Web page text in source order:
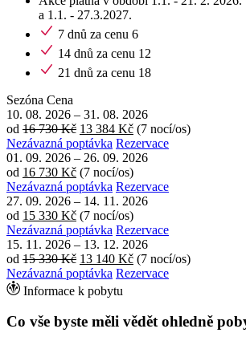
a 1.1. - 27.3.2027.
7 dnů za cenu 6
14 dnů za cenu 12
21 dnů za cenu 18
Sezóna Cena
10. 08. 2026 – 31. 08. 2026
od 16 730 Kč 13 384 Kč (7 nocí/os)
Nezávazná poptávka Rezervace
01. 09. 2026 – 26. 09. 2026
od 16 730 Kč (7 nocí/os)
Nezávazná poptávka Rezervace
27. 09. 2026 – 14. 11. 2026
od 15 330 Kč (7 nocí/os)
Nezávazná poptávka Rezervace
15. 11. 2026 – 13. 12. 2026
od 15 330 Kč 13 140 Kč (7 nocí/os)
Nezávazná poptávka Rezervace
Informace k pobytu
Co vše byste měli vědět ohledně